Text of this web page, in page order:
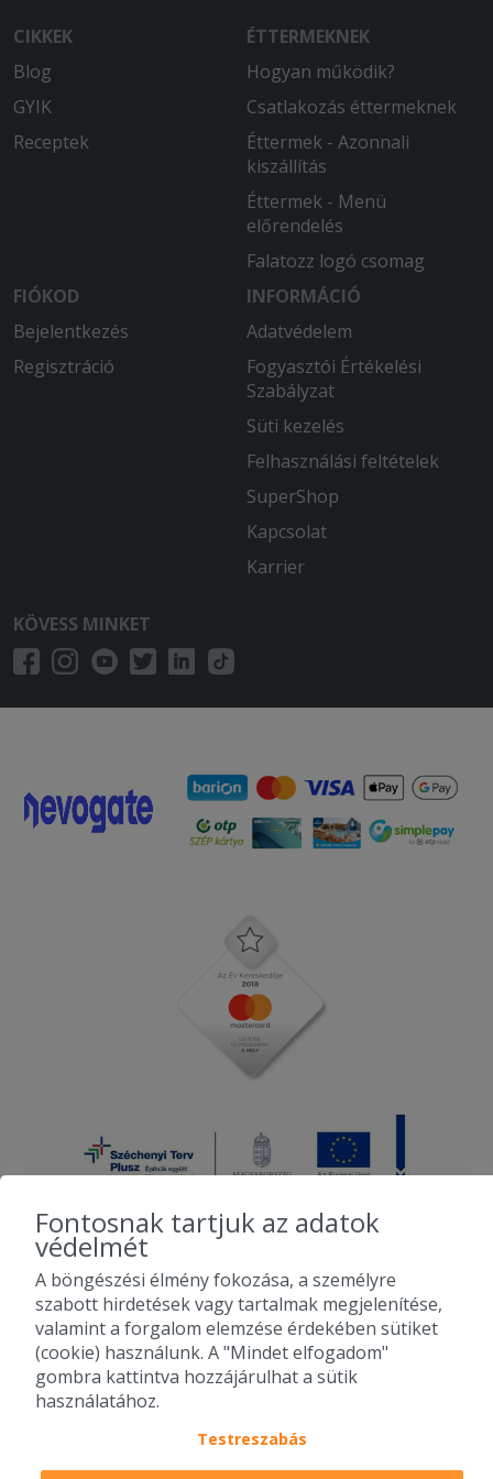
CIKKEK
Blog
GYIK
Receptek
ÉTTERMEKNEK
Hogyan működik?
Csatlakozás éttermeknek
Éttermek - Azonnali
kiszállítás
Éttermek - Menü
előrendelés
Falatozz logó csomag
FIÓKOD
Bejelentkezés
Regisztráció
INFORMÁCIÓ
Adatvédelem
Fogyasztói Értékelési
Szabályzat
Süti kezelés
Felhasználási feltételek
SuperShop
Kapcsolat
Karrier
KÖVESS MINKET
2010-2026 Copyright - Falatozz.hu - Diston-line Kft.
Pizza, gyros, hamburger, menük kedvező áron, egy helyen az összes
étterem ajánlata.
Fontosnak tartjuk az adatok
védelmét
A böngészési élmény fokozása, a személyre
szabott hirdetések vagy tartalmak megjelenítése,
valamint a forgalom elemzése érdekében sütiket
(cookie) használunk. A "Mindet elfogadom"
gombra kattintva hozzájárulhat a sütik
használatához.
Testreszabás